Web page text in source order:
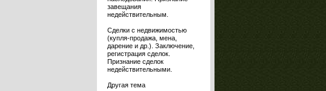
завещания
недействительным.
Сделки с недвижимостью
(купля-продажа, мена,
дарение и др.). Заключение,
регистрация сделок.
Признание сделок
недействительными.
Другая тема